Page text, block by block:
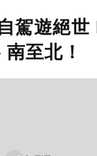
駕遊絕
南至北！